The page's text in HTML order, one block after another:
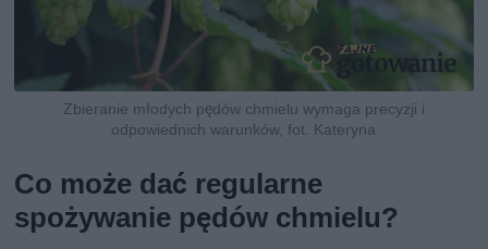
Zbieranie młodych pędów chmielu wymaga precyzji i
odpowiednich warunków, fot. Kateryna
Co może dać regularne
spożywanie pędów chmielu?